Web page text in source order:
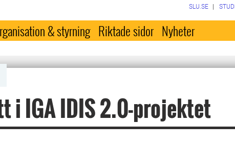
SLU.SE
& styrning Riktade sidor Nyheter
i IGA IDIS 2.0-projektet